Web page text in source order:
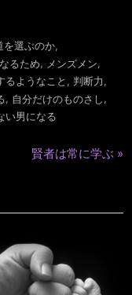
を選ぶのか,
るため, メンズメン,
るようなこと , 判断力 ,
, 自分だけのものさし ,
い男になる
N
t
o
s
賢者は常に学ぶ